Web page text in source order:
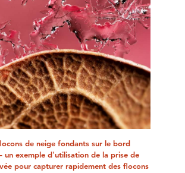
de neige fondants sur le bord
un exemple d'utilisation de la prise de
pour capturer rapidement des flocons